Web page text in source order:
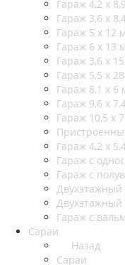
Гараж 4,2 х
Гараж 3,6 х
Гараж 5 х 12
Гараж 6 х 13
Гараж 3,6 х
Гараж 5,5 х
Гараж 8,1 х 6
Гараж 9,6 х
Гараж 10,5 х
Гараж 4,2 х
Гараж с
Гараж с
Двухэтажный
Двухэтажный
Гараж с
Сараи
Назад
Сараи